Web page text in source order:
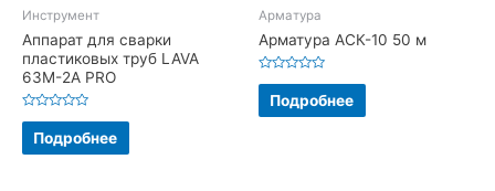
Инструмент
Аппарат для сварки
пластиковых труб LAVA
63М-2А PRO
Оценка
5
Подробнее
Арматура
Арматура АСК-10 50 м
Оценка
5
Подробнее